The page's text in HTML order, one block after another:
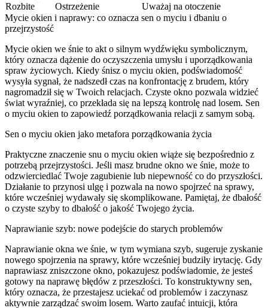
Rozbite
Ostrzeżenie
Uważaj na otoczenie
Mycie okien i naprawy: co oznacza sen o myciu i dbaniu o
przejrzystość
Mycie okien we śnie to akt o silnym wydźwięku symbolicznym,
który oznacza dążenie do oczyszczenia umysłu i uporządkowania
spraw życiowych. Kiedy śnisz o myciu okien, podświadomość
wysyła sygnał, że nadszedł czas na konfrontację z brudem, który
nagromadził się w Twoich relacjach. Czyste okno pozwala widzieć
świat wyraźniej, co przekłada się na lepszą kontrolę nad losem. Sen
o myciu okien to zapowiedź porządkowania relacji z samym sobą.
Sen o myciu okien jako metafora porządkowania życia
Praktyczne znaczenie snu o myciu okien wiąże się bezpośrednio z
potrzebą przejrzystości. Jeśli masz brudne okno we śnie, może to
odzwierciedlać Twoje zagubienie lub niepewność co do przyszłości.
Działanie to przynosi ulgę i pozwala na nowo spojrzeć na sprawy,
które wcześniej wydawały się skomplikowane. Pamiętaj, że dbałość
o czyste szyby to dbałość o jakość Twojego życia.
Naprawianie szyb: nowe podejście do starych problemów
Naprawianie okna we śnie, w tym wymiana szyb, sugeruje zyskanie
nowego spojrzenia na sprawy, które wcześniej budziły irytację. Gdy
naprawiasz zniszczone okno, pokazujesz podświadomie, że jesteś
gotowy na naprawę błędów z przeszłości. To konstruktywny sen,
który oznacza, że przestajesz uciekać od problemów i zaczynasz
aktywnie zarządzać swoim losem. Warto zaufać intuicji, która